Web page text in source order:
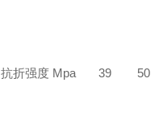
抗折强度 Mpa 39